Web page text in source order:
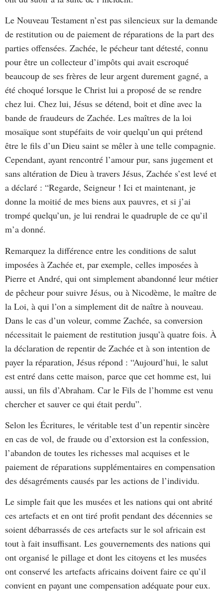
Le Nouveau Testament n’est pas silencieux sur la demande
de restitution ou de paiement de réparations de la part des
parties offensées. Zachée, le pécheur tant détesté, connu
pour être un collecteur d’impôts qui avait escroqué
beaucoup de ses frères de leur argent durement gagné, a
été choqué lorsque le Christ lui a proposé de se rendre
chez lui. Chez lui, Jésus se détend, boit et dîne avec la
bande de fraudeurs de Zachée. Les maîtres de la loi
mosaïque sont stupéfaits de voir quelqu’un qui prétend
être le fils d’un Dieu saint se mêler à une telle compagnie.
Cependant, ayant rencontré l’amour pur, sans jugement et
sans altération de Dieu à travers Jésus, Zachée s’est levé et
a déclaré : “Regarde, Seigneur ! Ici et maintenant, je
donne la moitié de mes biens aux pauvres, et si j’ai
trompé quelqu’un, je lui rendrai le quadruple de ce qu’il
m’a donné.
Remarquez la différence entre les conditions de salut
imposées à Zachée et, par exemple, celles imposées à
Pierre et André, qui ont simplement abandonné leur métier
de pêcheur pour suivre Jésus, ou à Nicodème, le maître de
la Loi, à qui l’on a simplement dit de naître à nouveau.
Dans le cas d’un voleur, comme Zachée, sa conversion
nécessitait le paiement de restitution jusqu’à quatre fois. À
la déclaration de repentir de Zachée et à son intention de
payer la réparation, Jésus répond : “Aujourd’hui, le salut
est entré dans cette maison, parce que cet homme est, lui
aussi, un fils d’Abraham. Car le Fils de l’homme est venu
chercher et sauver ce qui était perdu”.
Selon les Écritures, le véritable test d’un repentir sincère
en cas de vol, de fraude ou d’extorsion est la confession,
l’abandon de toutes les richesses mal acquises et le
paiement de réparations supplémentaires en compensation
des désagréments causés par les actions de l’individu.
Le simple fait que les musées et les nations qui ont abrité
ces artefacts et en ont tiré profit pendant des décennies se
soient débarrassés de ces artefacts sur le sol africain est
tout à fait insuffisant. Les gouvernements des nations qui
ont organisé le pillage et dont les citoyens et les musées
ont conservé les artefacts africains doivent faire ce qu’il
convient en payant une compensation adéquate pour eux.